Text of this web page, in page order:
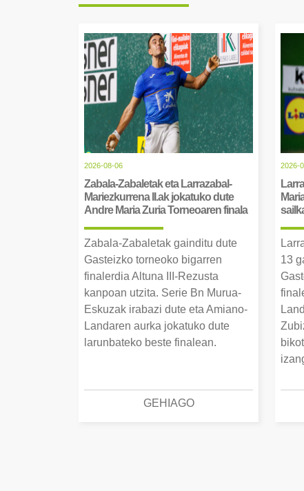
2026-08-06
Zabala-Zabaletak eta Larrazabal-
Mariezkurrena II.ak jokatuko dute
Andre Maria Zuria Torneoaren finala
Zabala-Zabaletak gainditu dute
Gasteizko torneoko bigarren
finalerdia Altuna III-Rezusta
kanpoan utzita. Serie Bn Murua-
Eskuzak irabazi dute eta Amiano-
Landaren aurka jokatuko dute
larunbateko beste finalean.
GEHIAGO
2026-
13